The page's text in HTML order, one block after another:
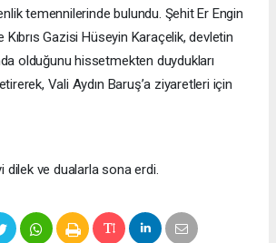
temennilerinde bulundu. Şehit Er Engin
Kıbrıs Gazisi Hüseyin Karaçelik, devletin
olduğunu hissetmekten duydukları
Vali Aydın Baruş’a ziyaretleri için
dilek ve dualarla sona erdi.